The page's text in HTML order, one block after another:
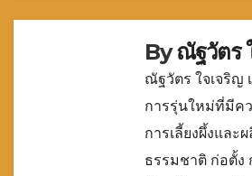
Byณัฐวัตร
ณัฐวัตร ใจเจริญ
การรุ่นใหม่ที่มีค
การเลี้ยงผึ้งแล
ธรรมชาติ ก่อตั้ง